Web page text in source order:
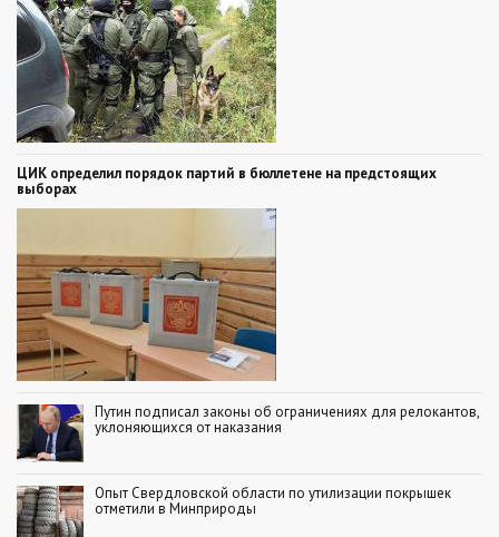
ЦИК определил порядок партий в бюллетене на предстоящих
выборах
Путин подписал законы об ограничениях для релокантов,
уклоняющихся от наказания
Опыт Свердловской области по утилизации покрышек
отметили в Минприроды